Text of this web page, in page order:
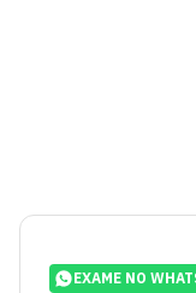
EXAME NO